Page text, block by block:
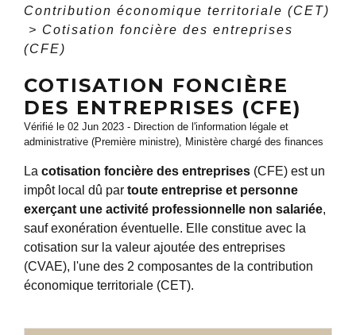
Contribution économique territoriale (CET)
> Cotisation foncière des entreprises
(CFE)
COTISATION FONCIÈRE
DES ENTREPRISES (CFE)
Vérifié le 02 Jun 2023 - Direction de l'information légale et
administrative (Première ministre), Ministère chargé des finances
La cotisation foncière des entreprises (CFE) est un
impôt local dû par toute entreprise et personne
exerçant une activité professionnelle non salariée,
sauf exonération éventuelle. Elle constitue avec la
cotisation sur la valeur ajoutée des entreprises
(CVAE), l'une des 2 composantes de la contribution
économique territoriale (CET).